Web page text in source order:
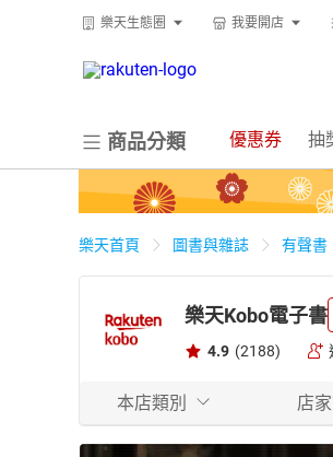
樂天生態圈 我要開店
商品分類 優惠券 抽
樂天首頁 圖書與雜誌 有聲書
樂天Kobo電子書
4.9 (2188)
本店類別 店